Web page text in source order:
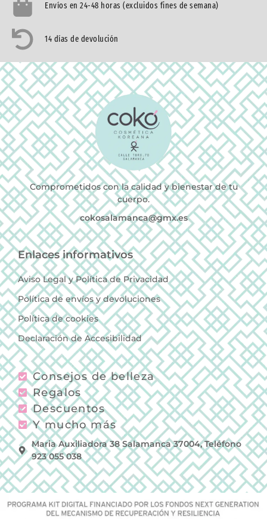
Envíos en 24-48 horas (excluidos fines de semana)
14 días de devolución
Comprometidos con la calidad y bienestar de tu
cuerpo.
cokosalamanca@gmx.es
Enlaces informativos
Aviso Legal y Política de Privacidad
Política de envíos y devoluciones
Política de cookies
Declaración de Accesibilidad
Consejos de belleza
Regalos
Descuentos
Y mucho más
Maria Auxiliadora 38 Salamanca 37004, Teléfono
923 055 038